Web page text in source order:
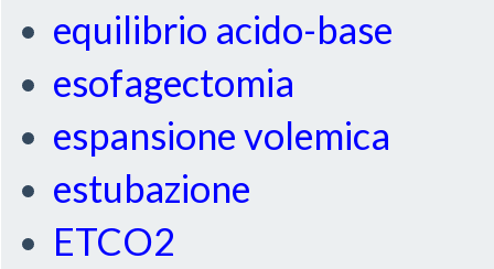
equilibrio acido-base
esofagectomia
espansione volemica
estubazione
ETCO2